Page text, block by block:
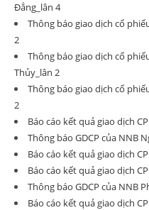
Đẳng_lân 4
Thông báo giao dịch cổ
2
Thông báo giao dịch cổ
Thủy_lân 2
Thông báo giao dịch cổ
2
Báo cáo kết quả giao dịch
Thông báo GDCP của NNB
Báo cáo kết quả giao dịch
Báo cáo kết quả giao dịch
Thông báo GDCP của NNB
Báo cáo kết quả giao dịch